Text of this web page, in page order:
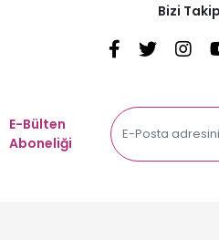
Bizi
E-Bülten
Aboneliği